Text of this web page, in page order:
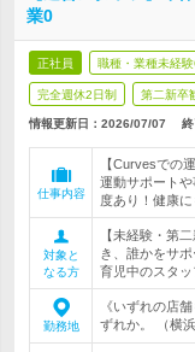
業0
正社員 職種・業種未経
完全週休2日制 第二新卒
情報更新日：2026/07/07 終
仕事内容
【Curvesでの
運動サポート
度あり！健康
対象と
なる方
【未経験・第
き、誰かをサ
育児中のスタッ
勤務地
《いずれの店
ずれか。 （横